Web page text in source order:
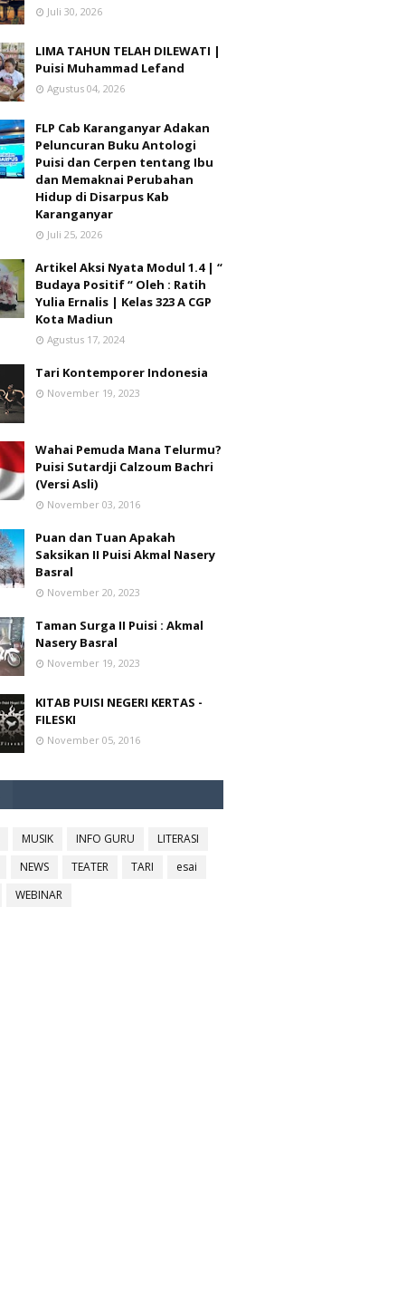
Juli 30, 2026
LIMA TAHUN TELAH DILEWATI |
Puisi Muhammad Lefand
Agustus 04, 2026
FLP Cab Karanganyar Adakan
Peluncuran Buku Antologi
Puisi dan Cerpen tentang Ibu
dan Memaknai Perubahan
Hidup di Disarpus Kab
Karanganyar
Juli 25, 2026
Artikel Aksi Nyata Modul 1.4 | “
Budaya Positif “ Oleh : Ratih
Yulia Ernalis | Kelas 323 A CGP
Kota Madiun
Agustus 17, 2024
Tari Kontemporer Indonesia
November 19, 2023
Wahai Pemuda Mana Telurmu?
Puisi Sutardji Calzoum Bachri
(Versi Asli)
November 03, 2016
Puan dan Tuan Apakah
Saksikan II Puisi Akmal Nasery
Basral
November 20, 2023
Taman Surga II Puisi : Akmal
Nasery Basral
November 19, 2023
KITAB PUISI NEGERI KERTAS -
FILESKI
November 05, 2016
MUSIK INFO GURU
LITERASI
NEWS TEATER TARI
esai
WEBINAR